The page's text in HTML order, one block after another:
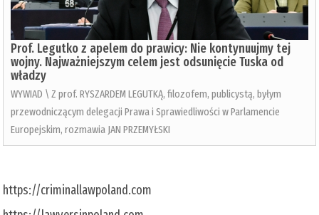
Prof. Legutko z apelem do prawicy: Nie kontynuujmy tej
wojny. Najważniejszym celem jest odsunięcie Tuska od
władzy
WYWIAD \ Z prof. RYSZARDEM LEGUTKĄ, filozofem, publicystą, byłym
przewodniczącym delegacji Prawa i Sprawiedliwości w Parlamencie
Europejskim, rozmawia JAN PRZEMYŁSKI
https://criminallawpoland.com